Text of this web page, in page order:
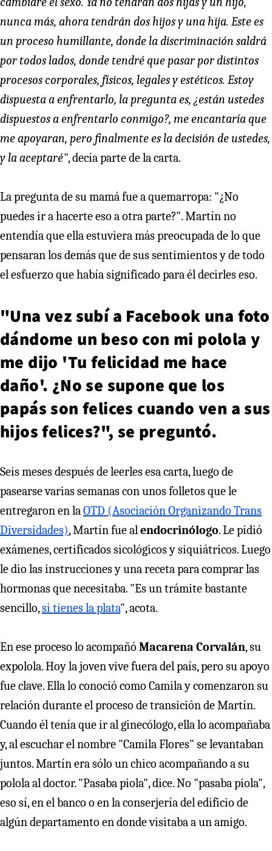
nunca más, ahora tendrán dos hijos y una hija. Este es
un proceso humillante, donde la discriminación saldrá
por todos lados, donde tendré que pasar por distintos
procesos corporales, físicos, legales y estéticos. Estoy
dispuesta a enfrentarlo, la pregunta es, ¿están ustedes
dispuestos a enfrentarlo conmigo?, me encantaría que
me apoyaran, pero finalmente es la decisión de ustedes,
y la aceptaré", decía parte de la carta.
La pregunta de su mamá fue a quemarropa: "¿No
puedes ir a hacerte eso a otra parte?". Martín no
entendía que ella estuviera más preocupada de lo que
pensaran los demás que de sus sentimientos y de todo
el esfuerzo que había significado para él decirles eso.
"Una vez subí a Facebook una foto
dándome un beso con mi polola y
me dijo 'Tu felicidad me hace
daño'. ¿No se supone que los
papás son felices cuando ven a sus
hijos felices?", se preguntó.
Seis meses después de leerles esa carta, luego de
pasearse varias semanas con unos folletos que le
entregaron en laOTD (Asociación Organizando Trans
Diversidades), Martín fue alendocrinólogo. Le pidió
exámenes, certificados sicológicos y siquiátricos. Luego
le dio las instrucciones y una receta para comprar las
hormonas que necesitaba. "Es un trámite bastante
sencillo,si tienes la plata", acota.
En ese proceso lo acompañó Macarena Corvalán, su
expolola. Hoy la joven vive fuera del país, pero su apoyo
fue clave. Ella lo conoció como Camila y comenzaron su
relación durante el proceso de transición de Martín.
Cuando él tenía que ir al ginecólogo, ella lo acompañaba
y, al escuchar el nombre "Camila Flores" se levantaban
juntos. Martín era sólo un chico acompañando a su
polola al doctor. "Pasaba piola", dice. No "pasaba piola",
eso sí, en el banco o en la conserjería del edificio de
algún departamento en donde visitaba a un amigo.